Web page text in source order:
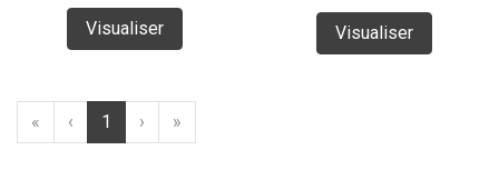
Visualiser Visualiser
« ‹ 1 › »